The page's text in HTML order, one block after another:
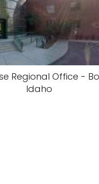
Regional Office -
Idaho